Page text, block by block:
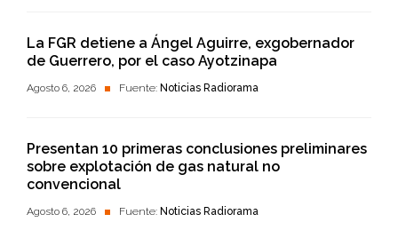
La FGR detiene a Ángel Aguirre, exgobernador
de Guerrero, por el caso Ayotzinapa
Agosto 6, 2026 Fuente: Noticias Radiorama
Presentan 10 primeras conclusiones preliminares
sobre explotación de gas natural no
convencional
Agosto 6, 2026 Fuente: Noticias Radiorama